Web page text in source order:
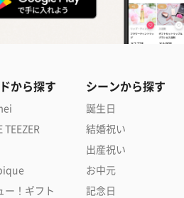
から探す
TEEZER
ー！ギフト
シーンから探す
誕生日
結婚祝い
出産祝い
お中元
記念日